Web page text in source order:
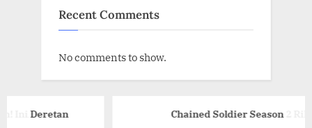
Recent Comments
No comments to show.
Chained Soldier Season 2 Rilis Visual